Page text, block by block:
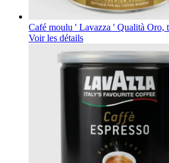
Café moulu ' Lavazza ' Qualità Oro,
Voir les détails